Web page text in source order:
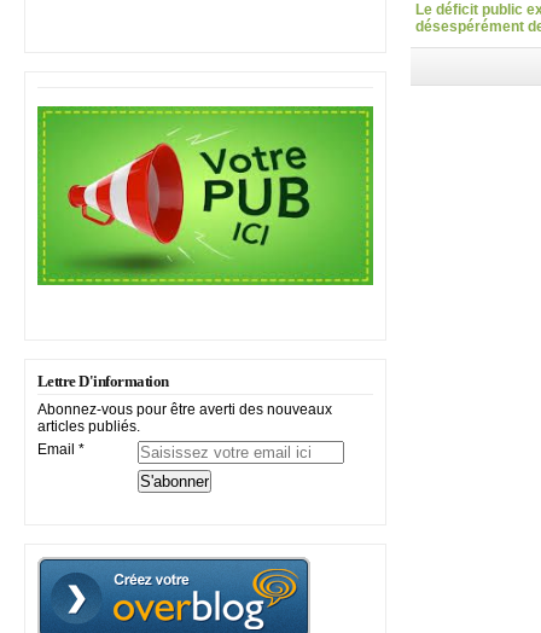
Lettre D'information
Abonnez-vous pour être averti des nouveaux
articles publiés.
Email
Le déficit public
désespérément